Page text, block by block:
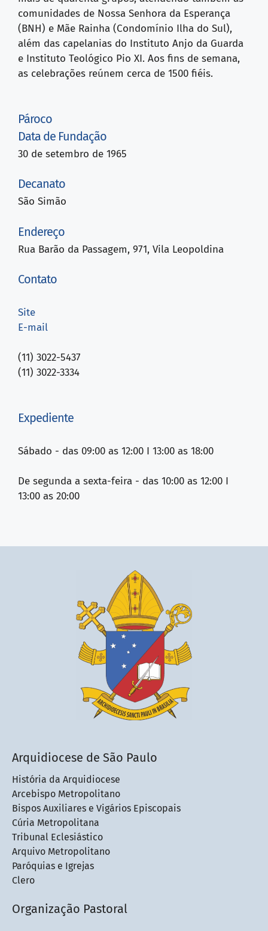
Pároco
Data de Fundação
30 de setembro de 1965
Decanato
São Simão
Endereço
Rua Barão da Passagem, 971, Vila Leopoldina
Contato
Site
E-mail
(11) 3022-5437
(11) 3022-3334
Expediente
Sábado - das 09:00 as 12:00 I 13:00 as 18:00
De segunda a sexta-feira - das 10:00 as 12:00 I
13:00 as 20:00
comunidades de Nossa Senhora da Esperança
(BNH) e Mãe Rainha (Condomínio Ilha do Sul),
além das capelanias do Instituto Anjo da Guarda
e Instituto Teológico Pio XI. Aos fins de semana,
as celebrações reúnem cerca de 1500 fiéis.
Arquidiocese de São Paulo
História da Arquidiocese
Arcebispo Metropolitano
Bispos Auxiliares e Vigários Episcopais
Cúria Metropolitana
Tribunal Eclesiástico
Arquivo Metropolitano
Paróquias e Igrejas
Clero
Organização Pastoral